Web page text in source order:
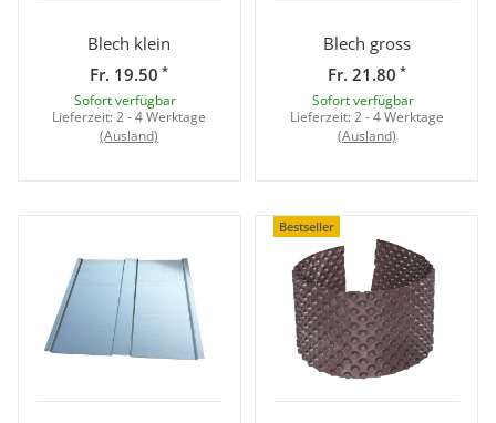
Blech klein
Fr. 19.50 *
Sofort verfügbar
Lieferzeit:2 - 4 Werktage
(Ausland)
Blech gross
Fr. 21.80 *
Sofort verfügbar
Lieferzeit: 2 - 4 Werktage
(Ausland)
Bestseller